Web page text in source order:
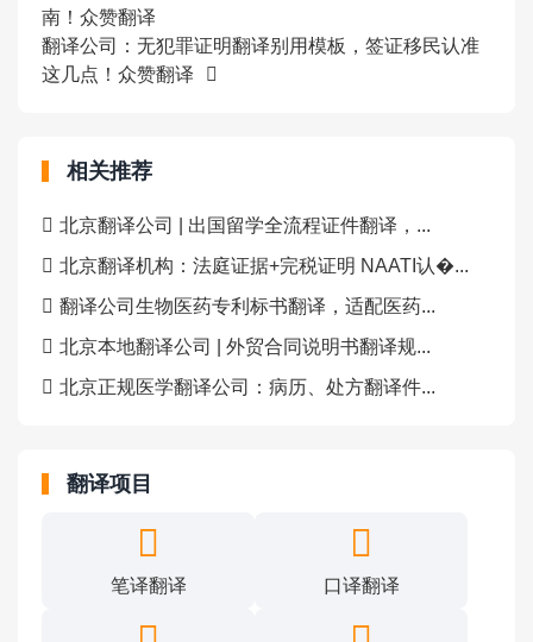
南！众赞翻译
翻译公司：无犯罪证明翻译别用模板，签证移民认准
这几点！众赞翻译
相关推荐
北京翻译公司 | 出国留学全流程证件翻译，...
北京翻译机构：法庭证据+完税证明 NAATI认�...
翻译公司生物医药专利标书翻译，适配医药...
北京本地翻译公司 | 外贸合同说明书翻译规...
北京正规医学翻译公司：病历、处方翻译件...
翻译项目
笔译翻译 口译翻译